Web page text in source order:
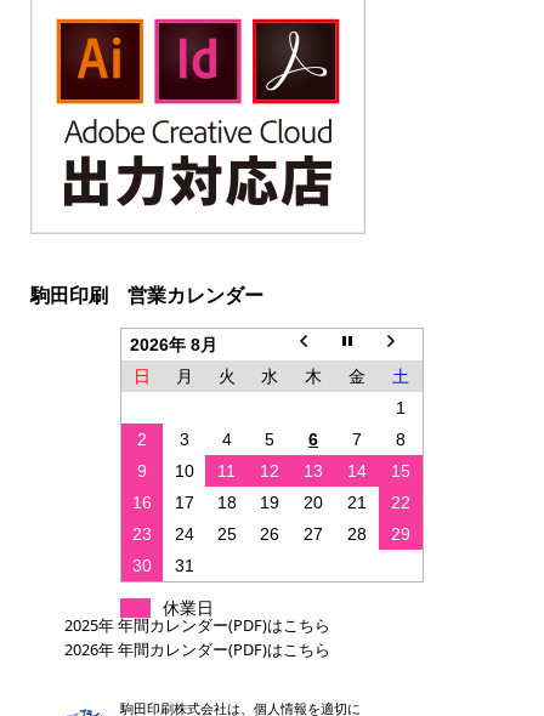
駒田印刷 営業カレンダー
2026年 8月
日
月 火 水 木 金
土
1
2
3 4 5 6 7
8
9
10 11 12 13 14
15
16
17 18 19 20 21
22
23
24 25 26 27 28
29
30
31
休業日
2025年 年間カレンダー(PDF)はこちら
2026年 年間カレンダー(PDF)はこちら
駒田印刷株式会社は、個人情報を適切に